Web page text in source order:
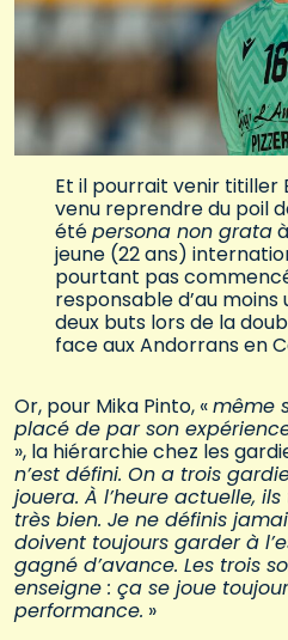
Et il pourrait venir titiller
venu reprendre du poil
étépersona non grata
jeune (22 ans)
pourtant pas
responsable d’au moins
deux buts lors de la
face aux Andorrans en
Or, pour Mika Pinto, «même
placé de par son
», la hiérarchie chez les
n’est défini. On a trois
jouera. À l’heure actuelle,
très bien. Je ne définis
doivent toujours garder à
gagné d’avance. Les trois
enseigne : ça se joue
performance. »